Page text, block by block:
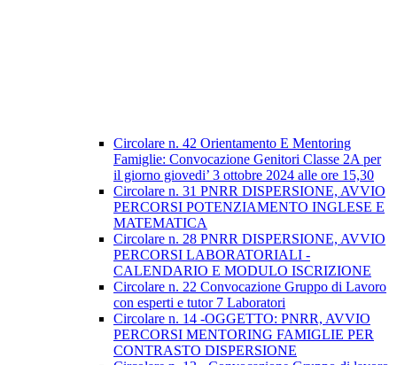
Circolare n. 42 Orientamento E Mentoring
Famiglie: Convocazione Genitori Classe 2A per
il giorno giovedi’ 3 ottobre 2024 alle ore 15,30
Circolare n. 31 PNRR DISPERSIONE, AVVIO
PERCORSI POTENZIAMENTO INGLESE E
MATEMATICA
Circolare n. 28 PNRR DISPERSIONE, AVVIO
PERCORSI LABORATORIALI -
CALENDARIO E MODULO ISCRIZIONE
Circolare n. 22 Convocazione Gruppo di Lavoro
con esperti e tutor 7 Laboratori
Circolare n. 14 -OGGETTO: PNRR, AVVIO
PERCORSI MENTORING FAMIGLIE PER
CONTRASTO DISPERSIONE